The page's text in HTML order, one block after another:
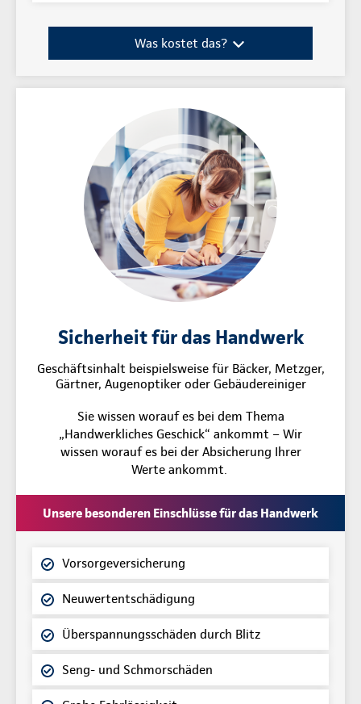
Was kostet das?
Sicherheit für das Handwerk
Geschäftsinhalt beispielsweise für Bäcker, Metzger,
Gärtner, Augenoptiker oder Gebäudereiniger
Sie wissen worauf es bei dem Thema
„Handwerkliches Geschick“ ankommt – Wir
wissen worauf es bei der Absicherung Ihrer
Werte ankommt.
Unsere besonderen Einschlüsse für das Handwerk
Vorsorgeversicherung
Neuwertentschädigung
Überspannungsschäden durch Blitz
Seng- und Schmorschäden